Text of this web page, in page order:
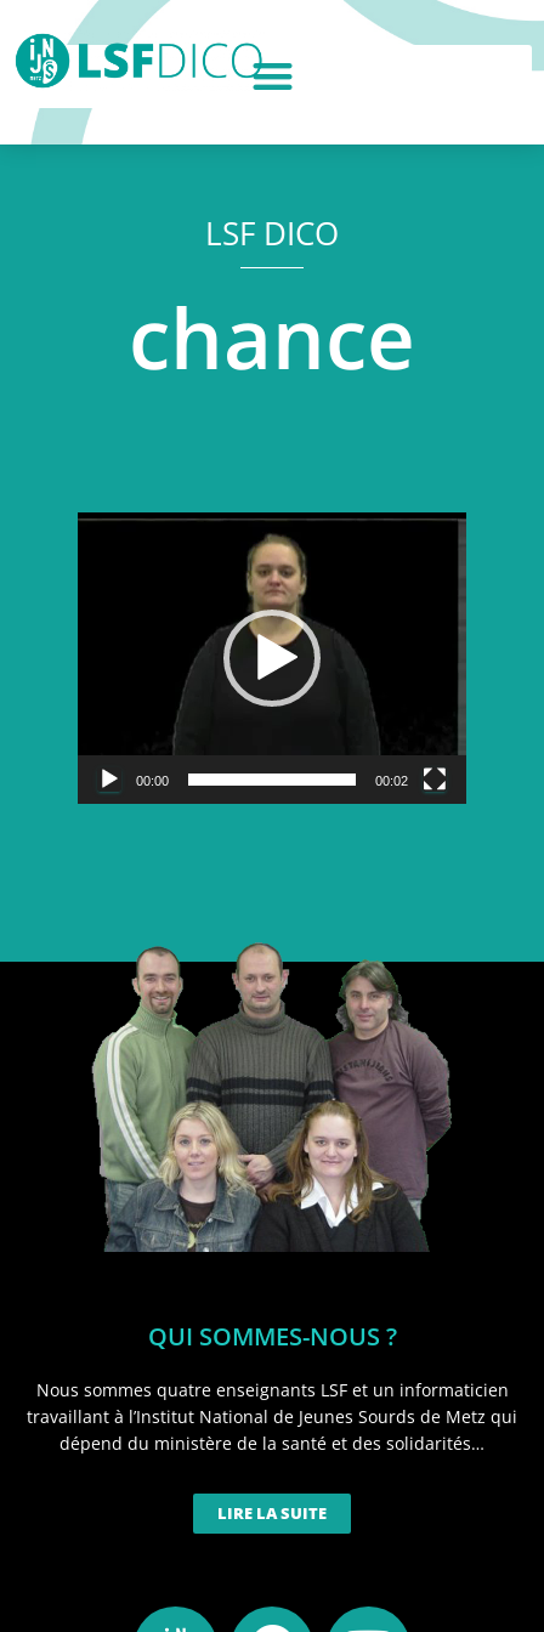
LSF DICO
chance
Lecteur
vidéo
00:00 00:02
QUI SOMMES-NOUS ?
Nous sommes quatre enseignants LSF et un informaticien
travaillant à l’Institut National de Jeunes Sourds de Metz qui
dépend du ministère de la santé et des solidarités…
LIRE LA SUITE